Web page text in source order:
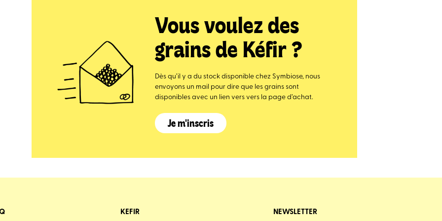
Vous voulez des
grains de Kéfir ?
Dès qu’il y a du stock disponible chez Symbiose, nous
envoyons un mail pour dire que les grains sont
disponibles avec un lien vers vers la page d’achat.
Je m'inscris
KEFIR NEWSLETTER